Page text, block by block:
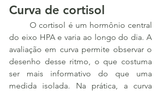
Curva de cortisol
	O cortisol é um hormônio central
do eixo HPA e varia ao longo do dia. A
avaliação em curva permite observar o
desenho desse ritmo, o que costuma
ser mais informativo do que uma
medida isolada. Na prática, a curva